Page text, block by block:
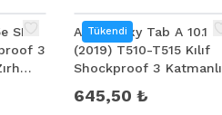
SM-
3
Tükendi
Ally Galaxy Tab A 10.1
(2019) T510-T515 Kılıf
Shockproof 3 Katmanlı
645,50 ₺